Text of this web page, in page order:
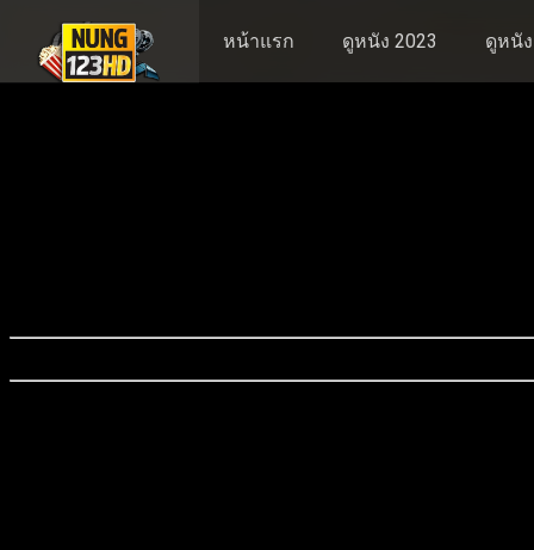
หน้าแรก ดูหนัง 2023 ดูหนั